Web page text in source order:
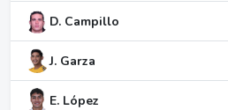
D. Campillo
J. Garza
E. López